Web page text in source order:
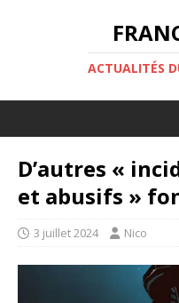
ACTUALITÉS
D’autres «
et abusifs »
3 juillet 2024 Nico